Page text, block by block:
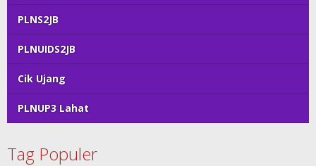
PLNS2JB
PLNUIDS2JB
Cik Ujang
PLNUP3 Lahat
Tag Populer